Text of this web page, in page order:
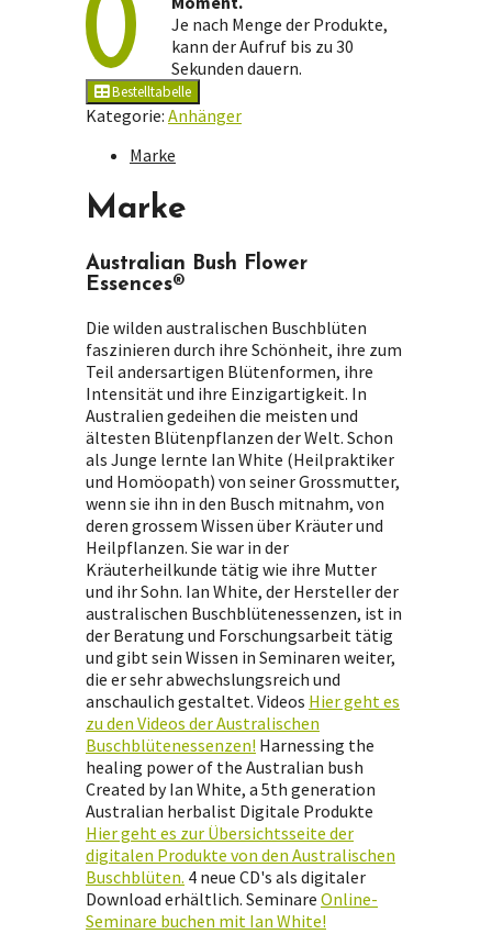
Rosa)
Menge
Je nach Menge der Produkte,
kann der Aufruf bis zu 30
Sekunden dauern.
Bestelltabelle
Kategorie: Anhänger
Marke
Marke
Australian Bush Flower
Essences®
Die wilden australischen Buschblüten
faszinieren durch ihre Schönheit, ihre zum
Teil andersartigen Blütenformen, ihre
Intensität und ihre Einzigartigkeit. In
Australien gedeihen die meisten und
ältesten Blütenpflanzen der Welt. Schon
als Junge lernte Ian White (Heilpraktiker
und Homöopath) von seiner Grossmutter,
wenn sie ihn in den Busch mitnahm, von
deren grossem Wissen über Kräuter und
Heilpflanzen. Sie war in der
Kräuterheilkunde tätig wie ihre Mutter
und ihr Sohn. Ian White, der Hersteller der
australischen Buschblütenessenzen, ist in
der Beratung und Forschungsarbeit tätig
und gibt sein Wissen in Seminaren weiter,
die er sehr abwechslungsreich und
anschaulich gestaltet. Videos Hier geht es
zu den Videos der Australischen
Buschblütenessenzen! Harnessing the
healing power of the Australian bush
Created by Ian White, a 5th generation
Australian herbalist Digitale Produkte
Hier geht es zur Übersichtsseite der
digitalen Produkte von den Australischen
Buschblüten. 4 neue CD's als digitaler
Download erhältlich. Seminare Online-
Seminare buchen mit Ian White!